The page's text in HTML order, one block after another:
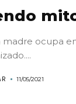
madre ocupa
11/05/2021